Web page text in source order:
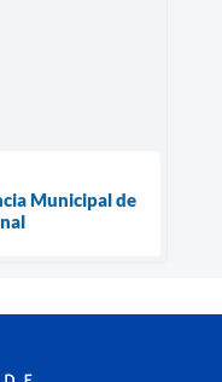
Municipal de